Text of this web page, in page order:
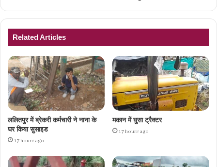
Related Articles
ललितपुर में ब्रेकरी कर्मचारी ने नाना के
घर किया सुसाइड
17 hours ago
मकान में घुसा ट्रैक्टर
17 hours ago